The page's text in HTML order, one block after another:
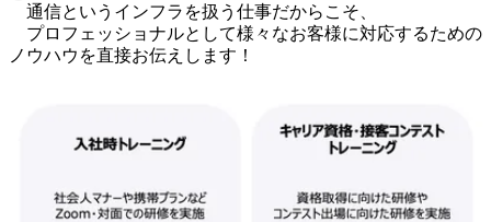
通信というインフラを扱う仕事だからこそ、
プロフェッショナルとして様々なお客様に対応するための
ノウハウを直接お伝えします！